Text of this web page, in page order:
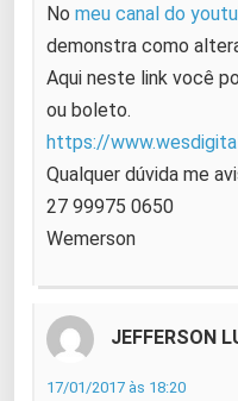
No meu canal do
demonstra como
Aqui neste link você
ou boleto.
https://
Qualquer dúvida me
27 99975 0650
Wemerson
JEFFERSON
17/01/2017 às 18:20